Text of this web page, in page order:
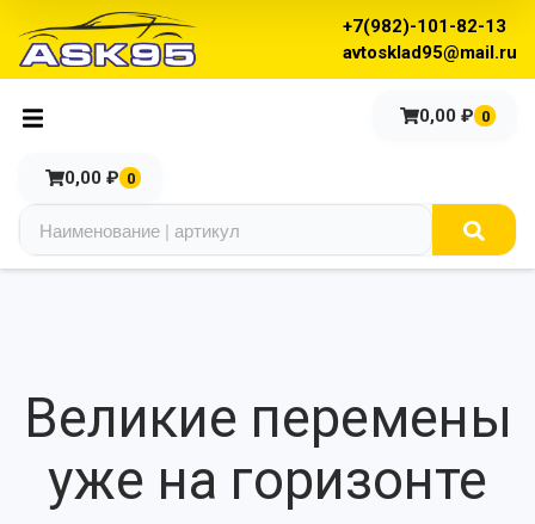
+7(982)-101-82-13
avtosklad95@mail.ru
0,00 ₽ 0
0,00 ₽ 0
Великие перемены
уже на горизонте